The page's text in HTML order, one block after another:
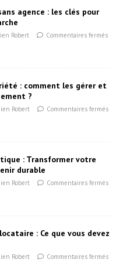
agence : les clés pour
Robert Commentaires fermés
: comment les gérer et
?
Robert Commentaires fermés
: Transformer votre
durable
Robert Commentaires fermés
: Ce que vous devez
Robert Commentaires fermés